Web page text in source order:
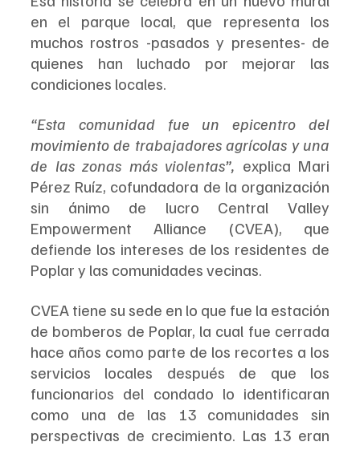
en el parque local, que representa los
muchos rostros -pasados y presentes- de
quienes han luchado por mejorar las
condiciones locales.
“Esta comunidad fue un epicentro del
movimiento de trabajadores agrícolas y una
de las zonas más violentas”, explica Mari
Pérez Ruíz, cofundadora de la organización
sin ánimo de lucro Central Valley
Empowerment Alliance (CVEA), que
defiende los intereses de los residentes de
Poplar y las comunidades vecinas.
CVEA tiene su sede en lo que fue la estación
de bomberos de Poplar, la cual fue cerrada
hace años como parte de los recortes a los
servicios locales después de que los
funcionarios del condado lo identificaran
como una de las 13 comunidades sin
perspectivas de crecimiento. Las 13 eran